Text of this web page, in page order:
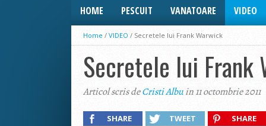
HOME PESCUIT VANATOARE VIDEO
Home / VIDEO / Secretele lui Frank Warwick
Secretele lui Frank
Articol scris deCristi Albuin 11 octombrie 2011
SHARE TWEET SHARE